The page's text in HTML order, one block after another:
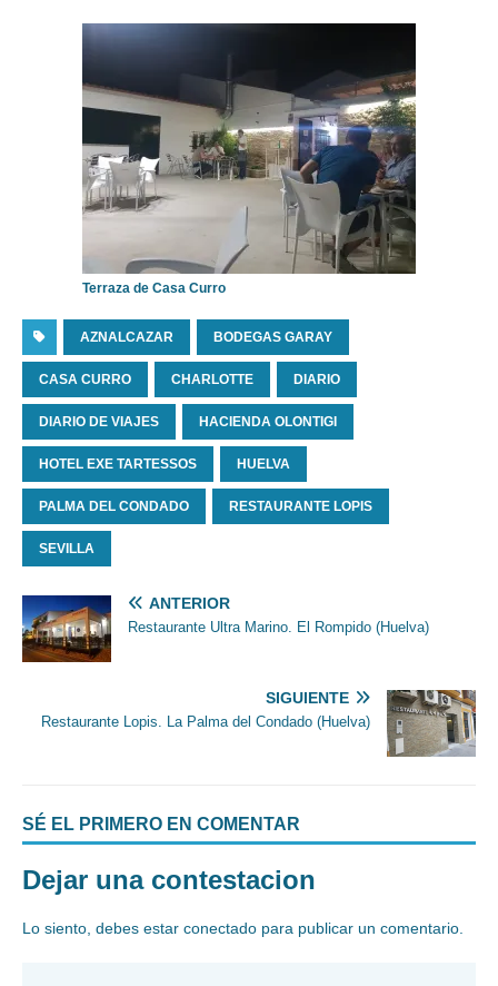
Terraza de Casa Curro
AZNALCAZAR BODEGAS GARAY
CASA CURRO CHARLOTTE DIARIO
DIARIO DE VIAJES HACIENDA OLONTIGI
HOTEL EXE TARTESSOS HUELVA
PALMA DEL CONDADO RESTAURANTE LOPIS
SEVILLA
ANTERIOR
Restaurante Ultra Marino. El Rompido (Huelva)
SIGUIENTE
Restaurante Lopis. La Palma del Condado (Huelva)
SÉ EL PRIMERO EN COMENTAR
Dejar una contestacion
Lo siento, debes estar conectado para publicar un comentario.